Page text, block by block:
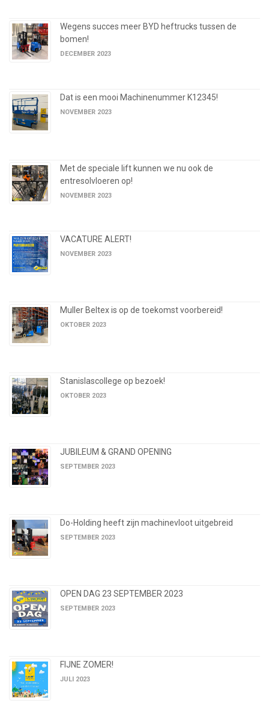
Wegens succes meer BYD heftrucks tussen de
bomen!
DECEMBER 2023
Dat is een mooi Machinenummer K12345!
NOVEMBER 2023
Met de speciale lift kunnen we nu ook de
entresolvloeren op!
NOVEMBER 2023
VACATURE ALERT!
NOVEMBER 2023
Muller Beltex is op de toekomst voorbereid!
OKTOBER 2023
Stanislascollege op bezoek!
OKTOBER 2023
JUBILEUM & GRAND OPENING
SEPTEMBER 2023
Do-Holding heeft zijn machinevloot uitgebreid
SEPTEMBER 2023
OPEN DAG 23 SEPTEMBER 2023
SEPTEMBER 2023
FIJNE ZOMER!
JULI 2023